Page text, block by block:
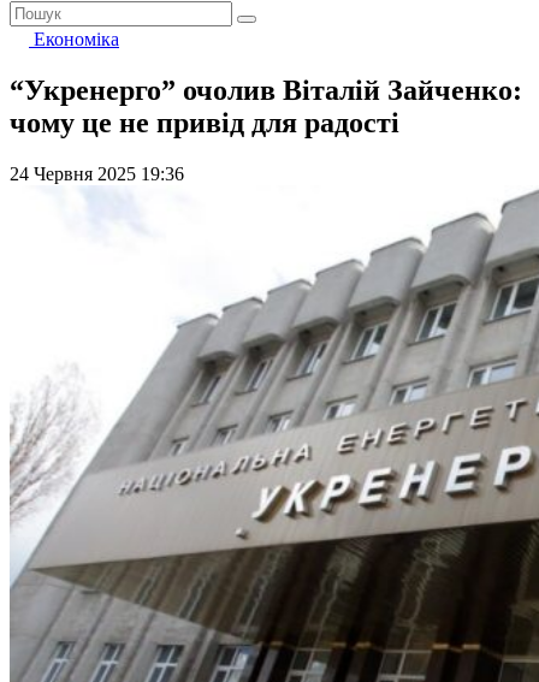
Економіка
“Укренерго” очолив Віталій Зайченко:
чому це не привід для радості
24 Червня 2025 19:36